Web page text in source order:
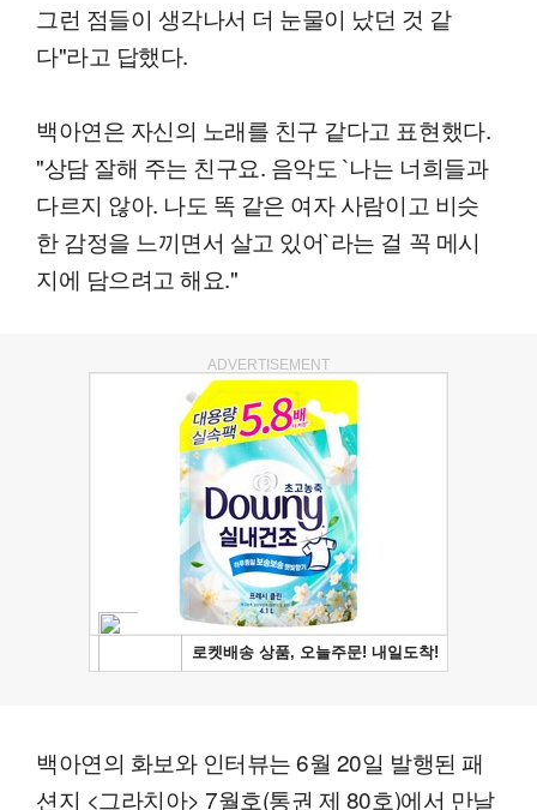
그런 점들이 생각나서 더 눈물이 났던 것 같
다"라고 답했다.
백아연은 자신의 노래를 친구 같다고 표현했다.
"상담 잘해 주는 친구요. 음악도 `나는 너희들과
다르지 않아. 나도 똑 같은 여자 사람이고 비슷
한 감정을 느끼면서 살고 있어`라는 걸 꼭 메시
지에 담으려고 해요."
ADVERTISEMENT
백아연의 화보와 인터뷰는 6월 20일 발행된 패
션지 <그라치아> 7월호(통권 제 80호)에서 만날